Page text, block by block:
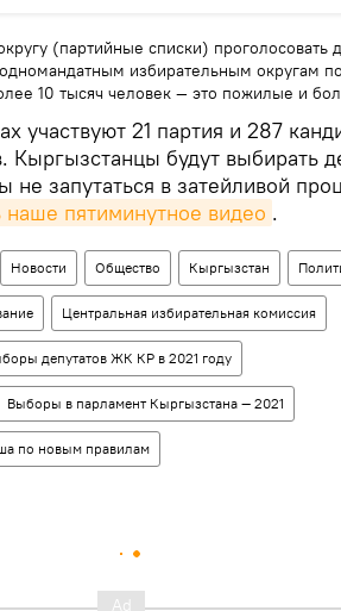
(партийные списки) проголосовать
избирательным округам
10 тысяч человек — это пожилые и
участвуют 21 партия и 287
Кыргызстанцы будут выбирать
не запутаться в затейливой
наше пятиминутное видео .
Новости Общество Кыргызстан
Центральная избирательная комиссия
депутатов ЖК КР в 2021 году
Выборы в парламент Кыргызстана — 2021
по новым правилам